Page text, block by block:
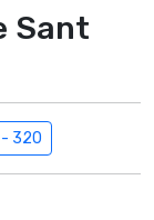
Sant
- 320